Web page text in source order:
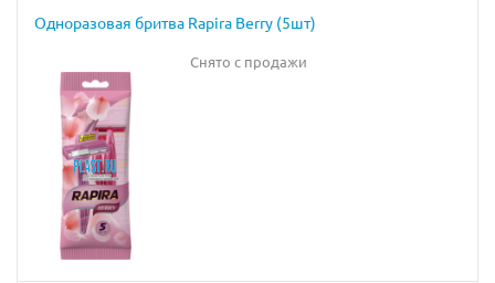
Одноразовая бритва Rapira Berry (5шт)
Снято с продажи